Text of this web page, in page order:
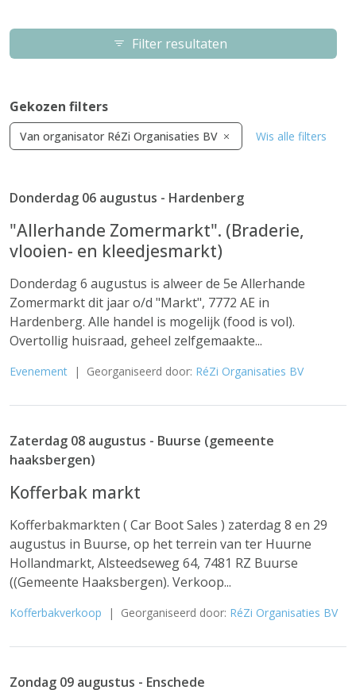
Filter resultaten
Gekozen filters
Van organisator RéZi Organisaties BV Wis alle filters
Donderdag 06 augustus - Hardenberg
"Allerhande Zomermarkt". (Braderie,
vlooien- en kleedjesmarkt)
Donderdag 6 augustus is alweer de 5e Allerhande
Zomermarkt dit jaar o/d "Markt", 7772 AE in
Hardenberg. Alle handel is mogelijk (food is vol).
Overtollig huisraad, geheel zelfgemaakte...
Evenement | Georganiseerd door: RéZi Organisaties BV
Zaterdag 08 augustus - Buurse (gemeente
haaksbergen)
Kofferbak markt
Kofferbakmarkten ( Car Boot Sales ) zaterdag 8 en 29
augustus in Buurse, op het terrein van ter Huurne
Hollandmarkt, Alsteedseweg 64, 7481 RZ Buurse
((Gemeente Haaksbergen). Verkoop...
Kofferbakverkoop | Georganiseerd door: RéZi Organisaties BV
Zondag 09 augustus - Enschede